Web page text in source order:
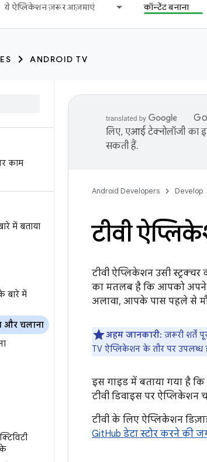
ये ऐप्लिकेशन ज़रूर आज़माएं कॉन्टेंट बनाना
ANDROID TV
काम
में बताया
बारे में
और चलाना
लिए, एआई टेक्नोलॉजी का
सकती हैं.
Android Developers Develop
टीवी
टीवी ऐप्लिकेशन उसी
का मतलब है कि आपको अपने
अलावा, आपके पास पहले से
अहम जानकारी: ज़रूरी शर्तें
TV ऐप्लिकेशन के तौर पर उपलब्ध
इस गाइड में बताया गया है
टीवी डिवाइस पर
टीवी के लिए ऐप्लिकेशन
GitHub डेटा स्टोर करने की